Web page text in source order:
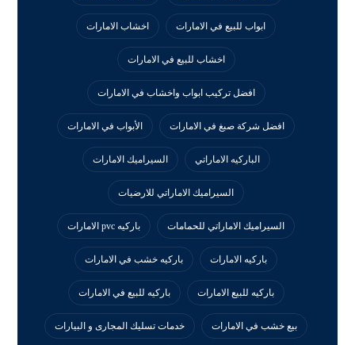
ابواب للبيع في الامارات اخشاب الامارات
اخشاب للبيع في الامارات
افضل تركيب ابواب واخشاب في الامارات
افضل شركة صبغ في الامارات الأبواب في الامارات
الباركيه الاماراتي السيراميك الامارات
السيراميك الاماراتي للارضيات
السيراميك الاماراتي للحمامات باركيه pvc الامارات
باركيه الامارات باركيه خشب في الامارات
باركيه للبيع الامارات باركيه للبيع في الامارات
بيع خشب في الامارات خدمات تسليك المجارى و البيارات